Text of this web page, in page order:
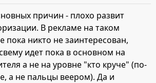
причин - плохо развит
В рекламе на таком
пока никто не заинтересован,
идет пока в основном на
а не на уровне "кто круче" (по-
а не пальцы веером). Да и